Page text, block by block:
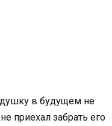
в будущем не
приехал забрать его